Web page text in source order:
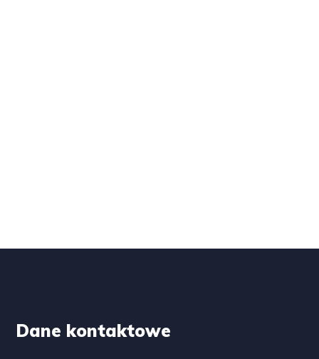
Dane kontaktowe